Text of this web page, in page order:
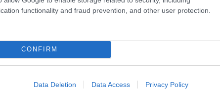
functionality and fraud prevention, and other user protection.
CONFIRM
Data Deletion Data Access Privacy Policy